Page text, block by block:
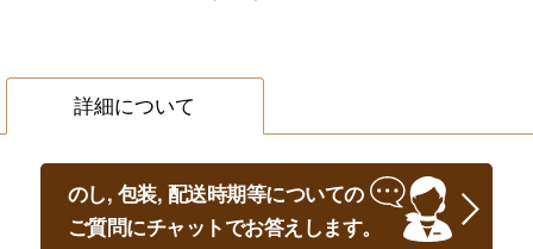
詳細について
のし, 包装, 配送時期等についての
ご質問にチャットでお答えします。